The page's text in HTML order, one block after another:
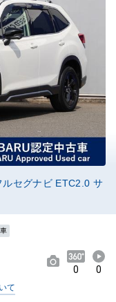
セグナビ ETC2.0 サ
0 0
て